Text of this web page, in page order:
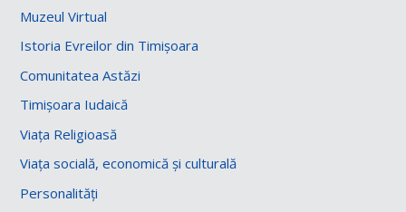
Muzeul Virtual
Istoria Evreilor din Timișoara
Comunitatea Astăzi
Timișoara Iudaică
Viața Religioasă
Viața socială, economică și culturală
Personalități